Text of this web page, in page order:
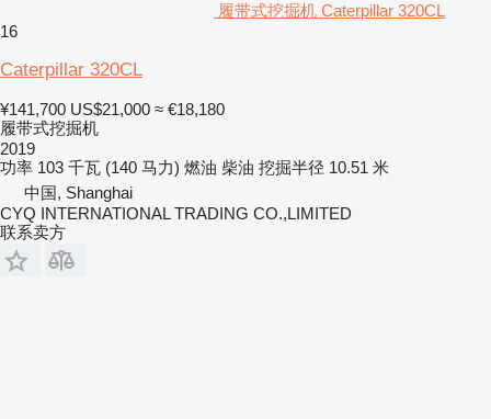
履带式挖掘机 Caterpillar 320CL
16
Caterpillar 320CL
¥141,700 US$21,000 ≈ €18,180
履带式挖掘机
2019
功率 103 千瓦 (140 马力) 燃油 柴油 挖掘半径 10.51 米
中国, Shanghai
CYQ INTERNATIONAL TRADING CO.,LIMITED
联系卖方